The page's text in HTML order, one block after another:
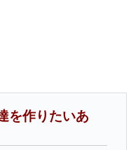
を作りたいあ